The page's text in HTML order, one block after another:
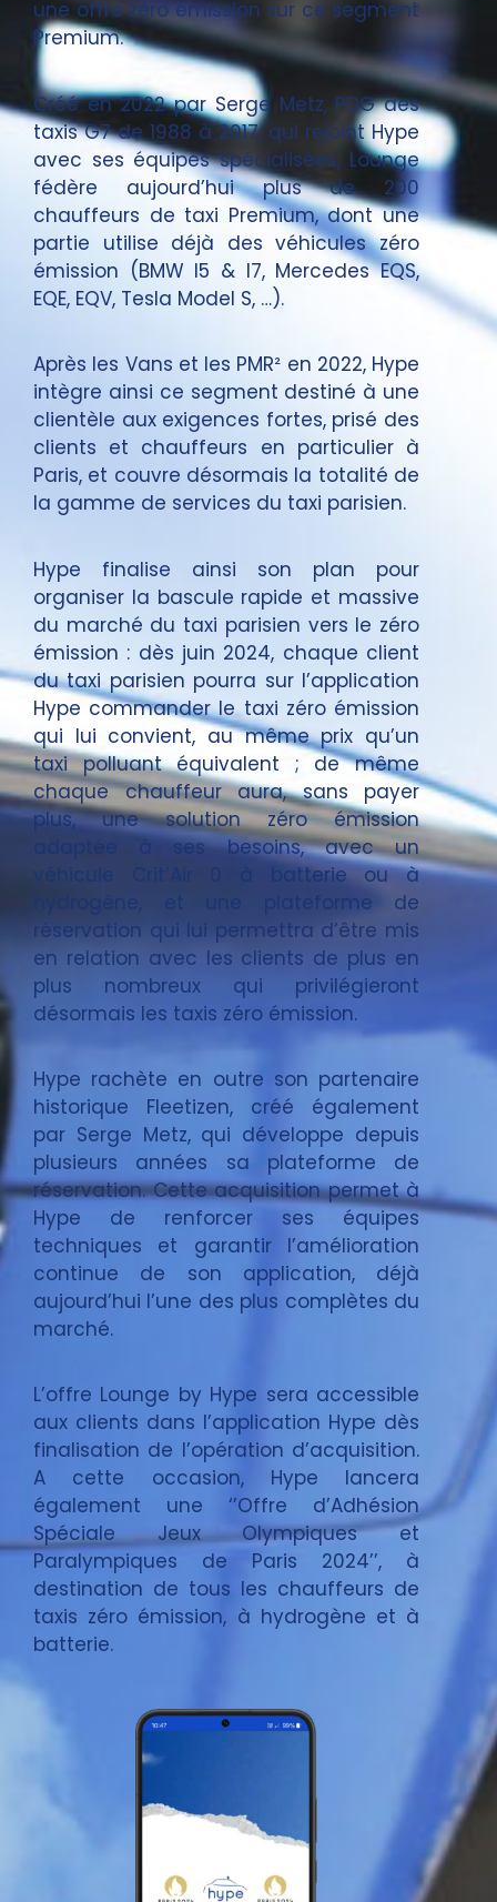
une offre zéro émission sur ce segment
Premium.
Créé en 2022 par Serge Metz, PDG des
taxis G7 de 1988 à 2017, qui rejoint Hype
avec ses équipes spécialisées, Lounge
fédère aujourd’hui plus de 200
chauffeurs de taxi Premium, dont une
partie utilise déjà des véhicules zéro
émission (BMW I5 & I7, Mercedes EQS,
EQE, EQV, Tesla Model S, …).
Après les Vans et les PMR² en 2022, Hype
intègre ainsi ce segment destiné à une
clientèle aux exigences fortes, prisé des
clients et chauffeurs en particulier à
Paris, et couvre désormais la totalité de
la gamme de services du taxi parisien.
Hype finalise ainsi son plan pour
organiser la bascule rapide et massive
du marché du taxi parisien vers le zéro
émission : dès juin 2024, chaque client
du taxi parisien pourra sur l’application
Hype commander le taxi zéro émission
qui lui convient, au même prix qu’un
taxi polluant équivalent ; de même
chaque chauffeur aura, sans payer
plus, une solution zéro émission
adaptée à ses besoins, avec un
véhicule Crit’Air 0 à batterie ou à
hydrogène, et une plateforme de
réservation qui lui permettra d’être mis
en relation avec les clients de plus en
plus nombreux qui privilégieront
désormais les taxis zéro émission.
Hype rachète en outre son partenaire
historique Fleetizen, créé également
par Serge Metz, qui développe depuis
plusieurs années sa plateforme de
réservation. Cette acquisition permet à
Hype de renforcer ses équipes
techniques et garantir l’amélioration
continue de son application, déjà
aujourd’hui l’une des plus complètes du
marché.
L’offre Lounge by Hype sera accessible
aux clients dans l’application Hype dès
finalisation de l’opération d’acquisition.
A cette occasion, Hype lancera
également une ‘’Offre d’Adhésion
Spéciale Jeux Olympiques et
Paralympiques de Paris 2024’’, à
destination de tous les chauffeurs de
taxis zéro émission, à hydrogène et à
batterie.